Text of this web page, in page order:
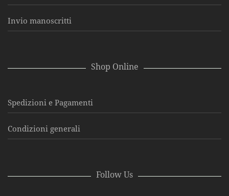
Invio manoscritti
Shop Online
Spedizioni e Pagamenti
Condizioni generali
Follow Us